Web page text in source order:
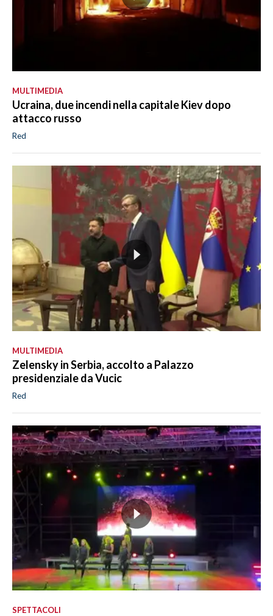
MULTIMEDIA
Ucraina, due incendi nella capitale Kiev dopo
attacco russo
Red
MULTIMEDIA
Zelensky in Serbia, accolto a Palazzo
presidenziale da Vucic
Red
SPETTACOLI